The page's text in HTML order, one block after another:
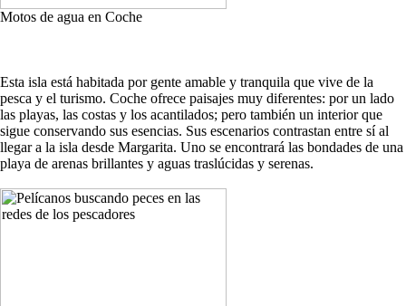
Motos de agua en Coche
Esta isla está habitada por gente amable y tranquila que vive de la
pesca y el turismo. Coche ofrece paisajes muy diferentes: por un lado
las playas, las costas y los acantilados; pero también un interior que
sigue conservando sus esencias. Sus escenarios contrastan entre sí al
llegar a la isla desde Margarita. Uno se encontrará las bondades de una
playa de arenas brillantes y aguas traslúcidas y serenas.